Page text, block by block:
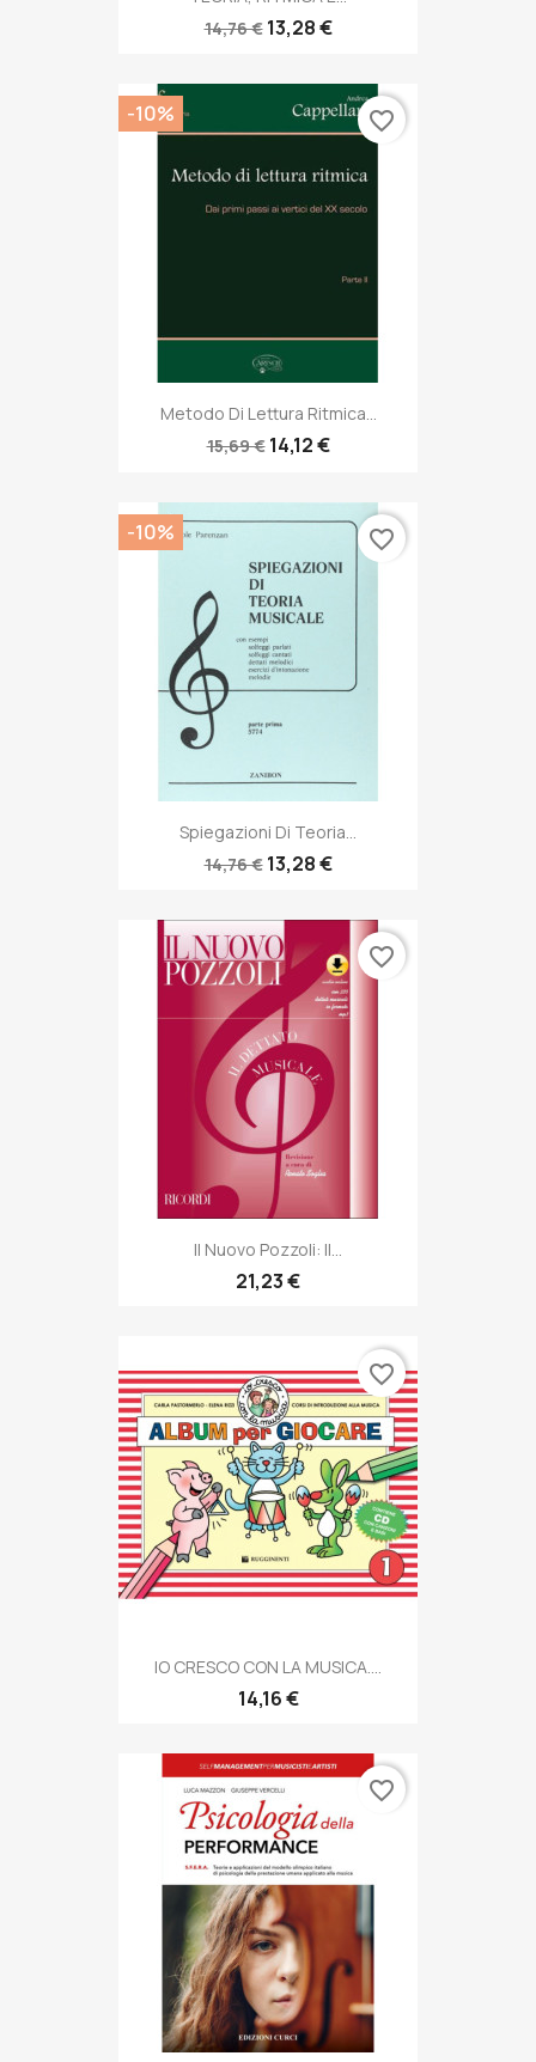
14,76 € 13,28 €
Metodo Di Lettura Ritmica...
15,69 € 14,12 €
-10% favorite_border
Spiegazioni Di Teoria...
14,76 € 13,28 €
-10% favorite_border
Il Nuovo Pozzoli: Il...
21,23 €
favorite_border
IO CRESCO CON LA MUSICA....
14,16 €
favorite_border
favorite_border